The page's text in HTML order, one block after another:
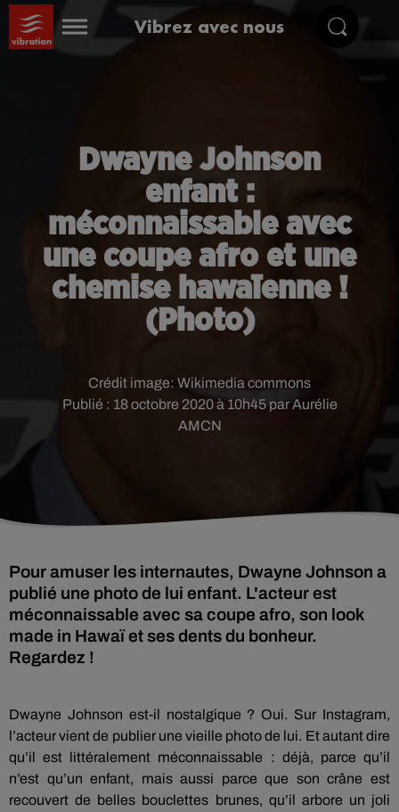
Vibrez avec nous
Dwayne Johnson
enfant :
méconnaissable avec
une coupe afro et une
chemise hawaïenne !
(Photo)
Publié : 18 octobre 2020 à 10h45 par Aurélie
AMCN
Crédit image: Wikimedia commons
Pour amuser les internautes, Dwayne Johnson a
publié une photo de lui enfant. L'acteur est
méconnaissable avec sa coupe afro, son look
made in Hawaï et ses dents du bonheur.
Regardez !
Dwayne Johnson est-il nostalgique ? Oui. Sur Instagram,
l’acteur vient de publier une vieille photo de lui. Et autant dire
qu’il est littéralement méconnaissable : déjà, parce qu’il
n’est qu’un enfant, mais aussi parce que son crâne est
recouvert de belles bouclettes brunes, qu’il arbore un joli